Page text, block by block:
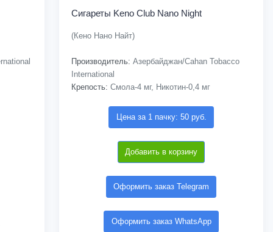
Сигареты Keno Club Nano Night
(Кено Нано Найт)
Производитель: Азербайджан/Cahan Tobacco
International
Крепость: Смола-4 мг, Никотин-0,4 мг
Цена за 1 пачку: 50 руб.
Добавить в корзину
Оформить заказ Telegram
Оформить заказ WhatsApp